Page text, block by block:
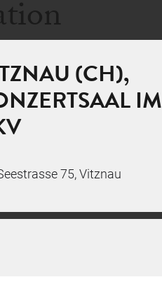
(CH),
IM
75, Vitznau